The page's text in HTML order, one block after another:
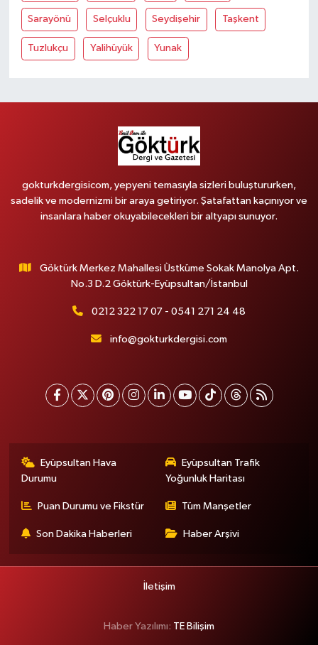
Sarayönü Selçuklu Seydişehir Taşkent
Tuzlukçu Yalihüyük Yunak
gokturkdergisicom, yepyeni temasıyla sizleri buluştururken,
sadelik ve modernizmi bir araya getiriyor. Şatafattan kaçınıyor ve
insanlara haber okuyabilecekleri bir altyapı sunuyor.
Göktürk Merkez Mahallesi Üstküme Sokak Manolya Apt.
No.3 D.2 Göktürk-Eyüpsultan/İstanbul
0212 322 17 07 - 0541 271 24 48
info@gokturkdergisi.com
Eyüpsultan Hava
Durumu
Eyüpsultan Trafik
Yoğunluk Haritası
Puan Durumu ve Fikstür Tüm Manşetler
Son Dakika Haberleri Haber Arşivi
İletişim
Haber Yazılımı: TE Bilişim